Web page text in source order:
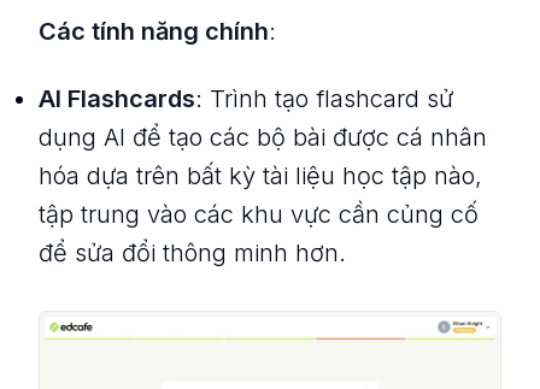
Các tính năng chính:
AI Flashcards: Trình tạo flashcard sử
dụng AI để tạo các bộ bài được cá nhân
hóa dựa trên bất kỳ tài liệu học tập nào,
tập trung vào các khu vực cần củng cố
để sửa đổi thông minh hơn.